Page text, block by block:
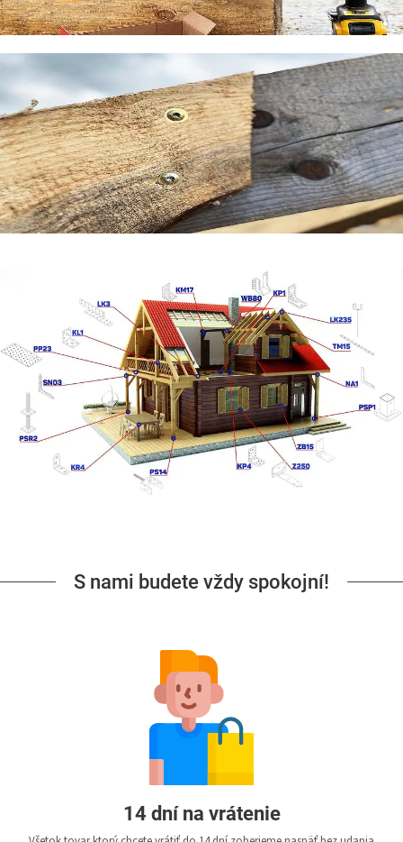
S nami budete vždy spokojní!
14 dní na vrátenie